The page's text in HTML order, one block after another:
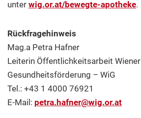
unter wig.or.at/bewegte-apotheke.
Rückfragehinweis
Mag.a Petra Hafner
Leiterin Öffentlichkeitsarbeit Wiener
Gesundheitsförderung – WiG
Tel.: +43 1 4000 76921
E-Mail: petra.hafner@wig.or.at